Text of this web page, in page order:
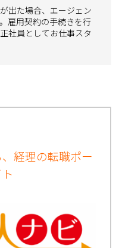
出た場合、エージェン
雇用契約の手続きを行
社員としてお仕事スタ
経理の転職ポー